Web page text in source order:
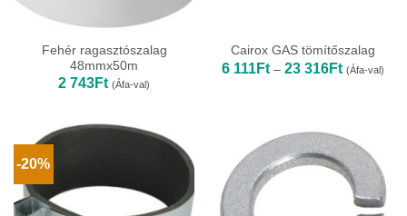
Fehér ragasztószalag
48mmx50m
2 743Ft (Áfa-val)
Cairox GAS tömítőszalag
6 111Ft – 23 316Ft
6
(Áfa-val)
-20%